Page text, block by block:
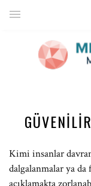
Kimi insanlar
dalgalanmalar ya